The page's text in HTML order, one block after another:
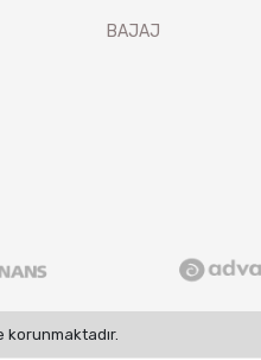
BAJAJ
korunmaktadır.